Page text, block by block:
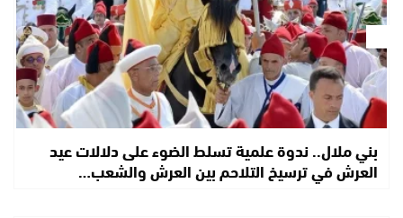
بني ملال.. ندوة علمية تسلط الضوء على دلالات عيد
العرش في ترسيخ التلاحم بين العرش والشعب…